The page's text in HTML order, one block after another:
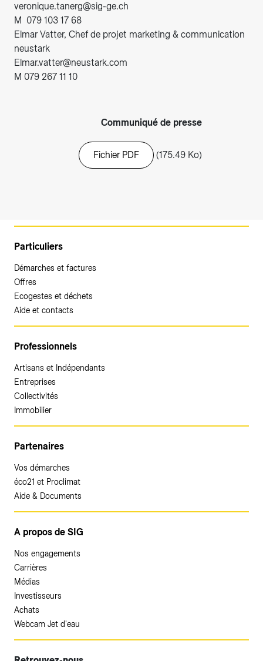
veronique.tanerg@sig-ge.ch
M 079 103 17 68
Elmar Vatter, Chef de projet marketing & communication
neustark
Elmar.vatter@neustark.com
M 079 267 11 10
Communiqué de presse
Fichier PDF (175.49 Ko)
Particuliers
Démarches et factures
Offres
Ecogestes et déchets
Aide et contacts
Professionnels
Artisans et Indépendants
Entreprises
Collectivités
Immobilier
Partenaires
Vos démarches
éco21 et Proclimat
Aide & Documents
A propos de SIG
Nos engagements
Carrières
Médias
Investisseurs
Achats
Webcam Jet d'eau